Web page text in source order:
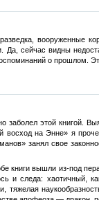
вооруженные
сейчас видны
о прошлом.
заболел этой книгой.
восход на Энне» я
занял свое
вышли из-под
и следа: хаотичный,
тяжелая